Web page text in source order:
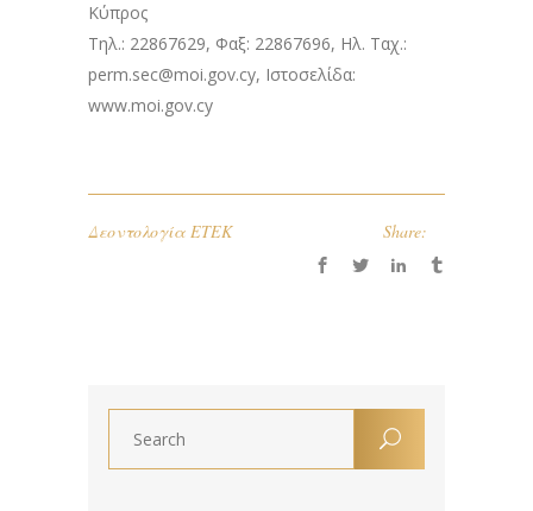
Κύπρος
Τηλ.: 22867629, Φαξ: 22867696, Ηλ. Ταχ.:
perm.sec@moi.gov.cy, Ιστοσελίδα:
www.moi.gov.cy
Δεοντολογία ΕΤΕΚ Share: